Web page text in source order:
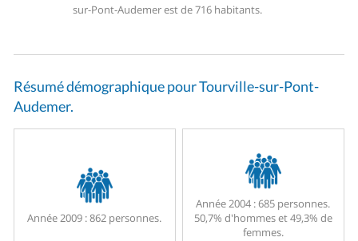
sur-Pont-Audemer est de 716 habitants.
Résumé démographique pour Tourville-sur-Pont-
Audemer.
Année 2009 :862 personnes.
Année 2004 :685 personnes.
50,7% d'hommes et 49,3% de
femmes.